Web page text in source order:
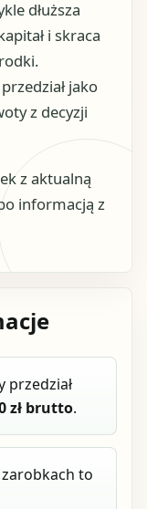
dłuższa
i skraca
jako
z decyzji
z aktualną
informacją z
przedział
zł brutto.
to